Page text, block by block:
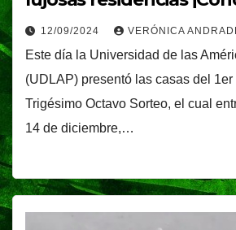
12/09/2024 VERÓNICA
Este día la Universidad de las
(UDLAP) presentó las casas del
Trigésimo Octavo Sorteo, el cual
14 de diciembre,…